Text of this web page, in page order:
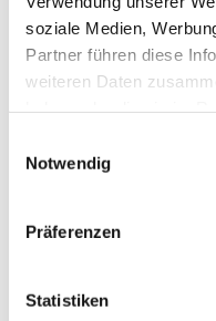
soziale Medien,
Partner führen diese
weiteren Daten
Notwendig
Präferenzen
StatistikenDies